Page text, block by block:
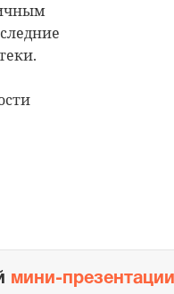
мини-презентации